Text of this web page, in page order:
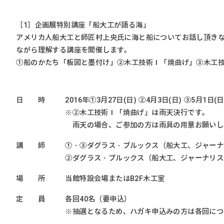
［1］企画展特別講座「船大工が語る海」
アメリカ人船大工と師匠村上央氏に海と船についてお話し頂き
ながら理解する講座を開催します。
①船のかたち「板図と墨付け」②木工技術Ⅰ「焼曲げ」③木工
日 時
2016年①3月27日(日) ②4月3日(日) ③5月1日(
※②木工技術Ⅰ「焼曲げ」は雨天決行です。
雨天の場合、ご参加の方は雨具の用意お願い
講 師
①・③ダグラス・ブルックス（船大工、ジャー
②ダグラス・ブルックス（船大工、ジャーナリ
場 所 当館特設会場またはB2F木工室
定 員
各回40名（要申込）
※抽選となるため、ハガキ申込みの方は各回に